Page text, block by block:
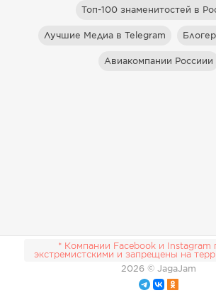
Топ-100 знаменитостей в
Лучшие Медиа в Telegram
Авиакомпании Россиии
* Компании Facebook и Instagram
экстремистскими и запрещены на
2026 © JagaJam